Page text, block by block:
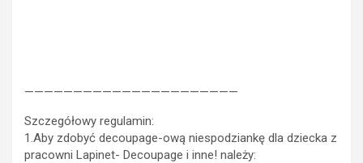
——————————————————————
Szczegółowy regulamin:
1.Aby zdobyć decoupage-ową niespodziankę dla dziecka z
pracowni Lapinet- Decoupage i inne! należy: